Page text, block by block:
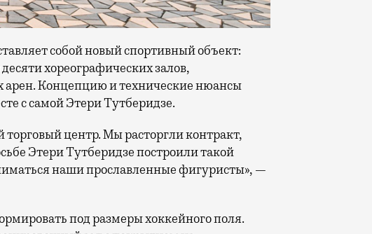
собой новый спортивный объект:
хореографических залов,
арен. Концепцию и технические нюансы
с самой Этери Тутберидзе.
центр. Мы расторгли контракт,
Этери Тутберидзе построили такой
наши прославленные фигуристы», —
под размеры хоккейного поля.